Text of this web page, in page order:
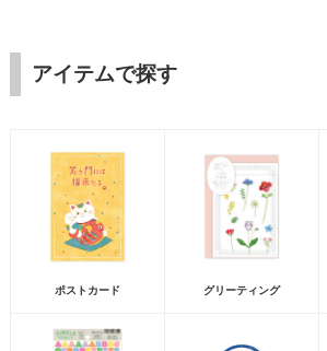
アイテムで探す
ポストカード グリーティング